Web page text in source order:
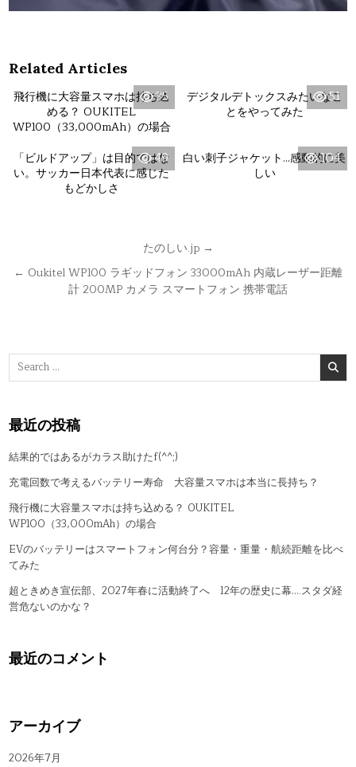
Related Articles
35
0
飛行機に大容量スマホは持ち込
める？ OUKITEL
WP100（33,000mAh）の場合
51
デジタルデトックスみたいなこ
とをやってみた
49
0 +
「ビルドアップ」は目的ではな
い。サッカー日本代表に感じた
もどかしさ
104
白い刺子ジャケット…感動的に美
しい
投稿ナビゲーション
たのしい.jp →
← Oukitel WP100 ラギッドフォン 33000mAh 内蔵レーザー距離
計 200MP カメラ スマートフォン 携帯電話
Search for:
最近の投稿
結果的ではあるがカラス助けたf(^^;)
充電回数で考えるバッテリー寿命 大容量スマホは本当に長持ち？
飛行機に大容量スマホは持ち込める？ OUKITEL
WP100（33,000mAh）の場合
EVのバッテリーはスマートフォン何台分？容量・重量・航続距離を比べ
てみた
超ときめき宣伝部、2027年春に活動終了へ 12年の歴史に幕….スタダ経
営危ないのかな？
最近のコメント
アーカイブ
2026年7月